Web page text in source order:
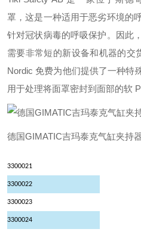
罩，这是一种适用于恶劣环境的
针对冠状病毒的呼吸保护。因此
需要非常短的新设备和机器的交
Nordic 免费为他们提供了一种特
用于处理将面罩密封到面部的软
德国GIMATIC吉玛泰克气缸夹持
3300021
3300022
3300023
3300024